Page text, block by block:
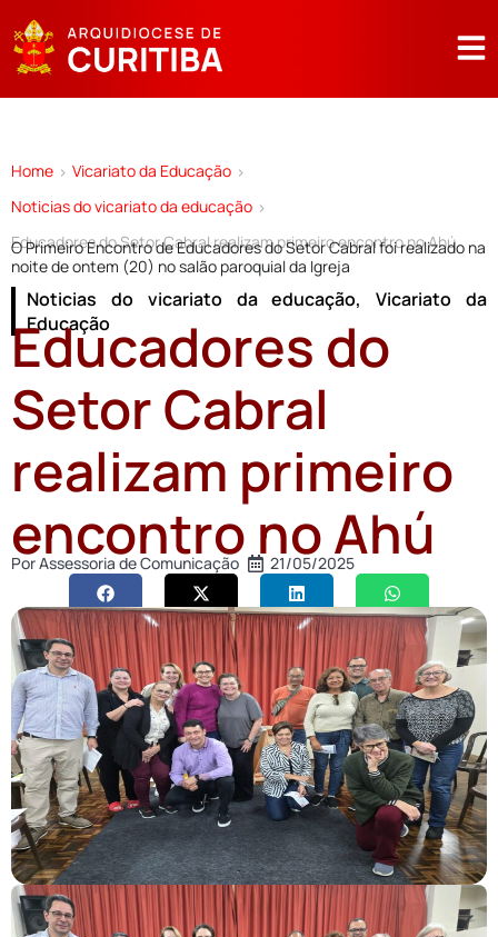
Home > Vicariato da Educação >
Noticias do vicariato da educação >
Educadores do Setor Cabral realizam primeiro encontro no Ahú
O Primeiro Encontro de Educadores do Setor Cabral foi realizado na
noite de ontem (20) no salão paroquial da Igreja
Noticias do vicariato da educação,Vicariato da
Educação
Educadores do
Setor Cabral
realizam primeiro
encontro no Ahú
PorAssessoria de Comunicação 21/05/2025